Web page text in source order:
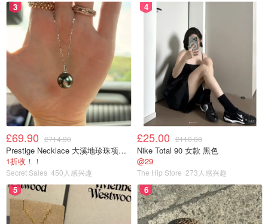
3
£69.90 £714.90
Prestige Necklace 大溪地珍珠项链 10-11mm
1折收！！
Secret Sales 450人感兴趣
4
£25.00 £110.00
Nike Total 90 女款 黑色
@29
The Hip Store 273人感兴趣
5 6